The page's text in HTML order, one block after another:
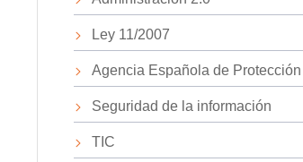
Ley 11/2007
Agencia Española de
Seguridad de la información
TIC